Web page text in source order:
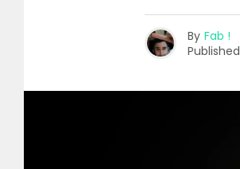
By Fab !
Published